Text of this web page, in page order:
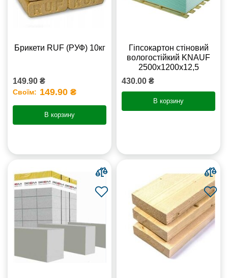
Брикети RUF (РУФ) 10кг
149.90 ₴
Своїм: 149.90 ₴
В корзину
Гіпсокартон стіновий
вологостійкий KNAUF
2500х1200х12,5
430.00 ₴
В корзину